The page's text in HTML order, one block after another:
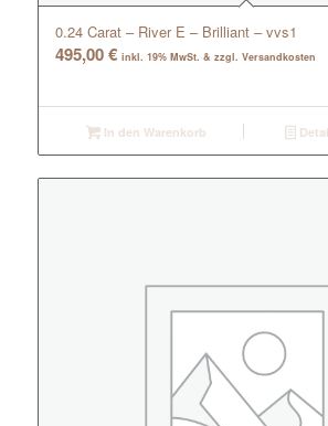
0.24 Carat – River E – Brilliant – vvs1
495,00€ inkl. 19% MwSt. & zzgl. Versandkosten
In den Warenkorb